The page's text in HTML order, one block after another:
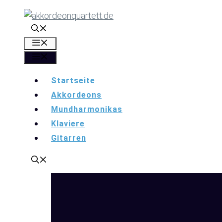
springen
Startseite
Akkordeons
Mundharmonikas
Klaviere
Gitarren